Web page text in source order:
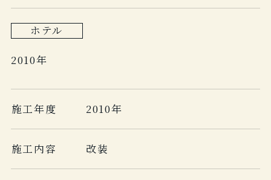
ホテル
2010年
施工年度 2010年
施工内容 改装